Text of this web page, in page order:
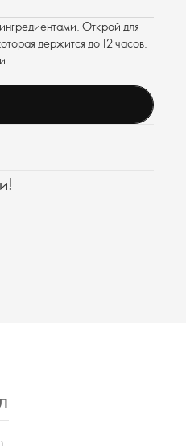
Открой для
держится до 12 часов.
ИНФОРМАЦИЯ